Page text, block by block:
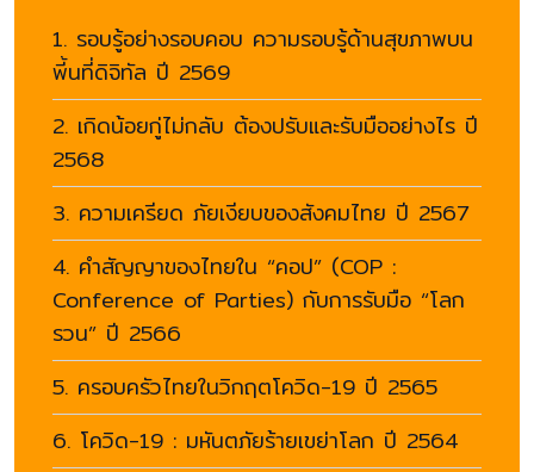
1. รอบรู้อย่างรอบคอบ ความรอบรู้ด้านสุขภาพบน
พี้นที่ดิจิทัล ปี 2569
2. เกิดน้อยกู่ไม่กลับ ต้องปรับและรับมืออย่างไร ปี
2568
3. ความเครียด ภัยเงียบของสังคมไทย ปี 2567
4. คำสัญญาของไทยใน “คอป” (COP :
Conference of Parties) กับการรับมือ “โลก
รวน” ปี 2566
5. ครอบครัวไทยในวิกฤตโควิด-19 ปี 2565
6. โควิด-19 : มหันตภัยร้ายเขย่าโลก ปี 2564